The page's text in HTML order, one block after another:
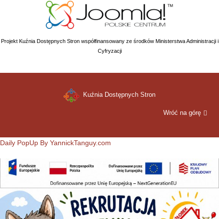
Projekt Kuźnia Dostępnych Stron współfinansowany ze środków Ministerstwa Administracji i
Cyfryzacji
Kuźnia Dostępnych Stron
Wróć na górę
Daily PopUp By YannickTanguy.com